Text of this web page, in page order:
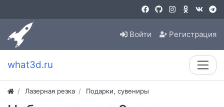
Войти Регистрация
what3d.ru
Лазерная резка Подарки, сувениры